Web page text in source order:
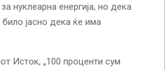
нуклеарна енергија, но дека
јасно дека ќе има
Исток, „100 проценти сум